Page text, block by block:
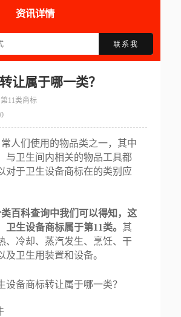
资讯详情
联系我
让属于哪一类？
11类商标
人们使用的物品类之一，其中
与卫生间内相关的物品工具都
对于卫生设备商标在的类别应
百科查询中我们可以得知，这
卫生设备商标属于第11类。 其
、冷却、蒸汽发生、烹饪、干
及卫生用装置和设备。